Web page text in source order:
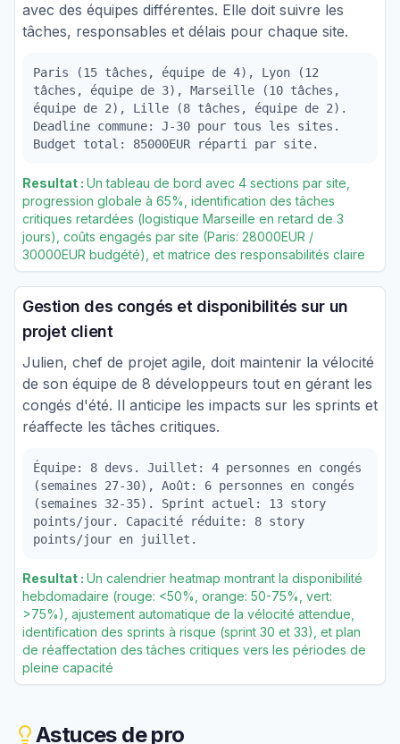
avec des équipes différentes. Elle doit suivre les
tâches, responsables et délais pour chaque site.
Paris (15 tâches, équipe de 4), Lyon (12
tâches, équipe de 3), Marseille (10 tâches,
équipe de 2), Lille (8 tâches, équipe de 2).
Deadline commune: J-30 pour tous les sites.
Budget total: 85000EUR réparti par site.
Resultat : Un tableau de bord avec 4 sections par site,
progression globale à 65%, identification des tâches
critiques retardées (logistique Marseille en retard de 3
jours), coûts engagés par site (Paris: 28000EUR /
30000EUR budgété), et matrice des responsabilités claire
Gestion des congés et disponibilités sur un
projet client
Julien, chef de projet agile, doit maintenir la vélocité
de son équipe de 8 développeurs tout en gérant les
congés d'été. Il anticipe les impacts sur les sprints et
réaffecte les tâches critiques.
Équipe: 8 devs. Juillet: 4 personnes en congés
(semaines 27-30), Août: 6 personnes en congés
(semaines 32-35). Sprint actuel: 13 story
points/jour. Capacité réduite: 8 story
points/jour en juillet.
Resultat : Un calendrier heatmap montrant la disponibilité
hebdomadaire (rouge: <50%, orange: 50-75%, vert:
>75%), ajustement automatique de la vélocité attendue,
identification des sprints à risque (sprint 30 et 33), et plan
de réaffectation des tâches critiques vers les périodes de
pleine capacité
Astuces de pro